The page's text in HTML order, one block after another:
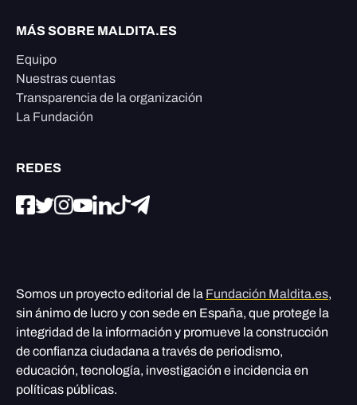
MÁS SOBRE MALDITA.ES
Equipo
Nuestras cuentas
Transparencia de la organización
La Fundación
REDES
Somos un proyecto editorial de la Fundación Maldita.es,
sin ánimo de lucro y con sede en España, que protege la
integridad de la información y promueve la construcción
de confianza ciudadana a través de periodismo,
educación, tecnología, investigación e incidencia en
políticas públicas.